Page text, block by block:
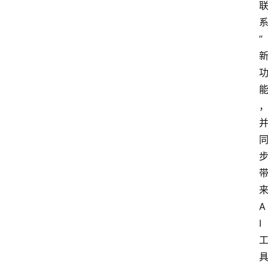
联
系
”
新
功
能
，
并
同
步
带
来
A
I
工
具